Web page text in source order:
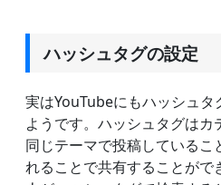
ハッシュタグの設定
実はYouTubeにもハッシュタ
ようです。ハッシュタグはカ
同じテーマで投稿しているこ
れることで共有することがで